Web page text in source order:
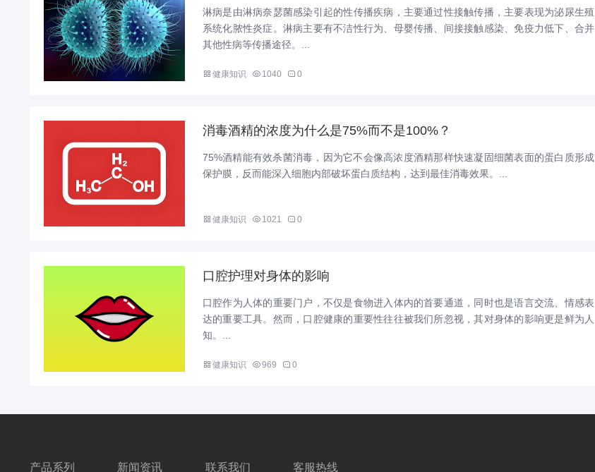
淋病是由淋病奈瑟菌感染引起的性传播疾病，主要通过性接触传播，主要表现为泌尿生殖
系统化脓性炎症。淋病主要有不洁性行为、母婴传播、间接接触感染、免疫力低下、合并
其他性病等传播途径。...
健康知识 1040 0
消毒酒精的浓度为什么是75%而不是100%？
75%酒精能有效杀菌消毒，因为它不会像高浓度酒精那样快速凝固细菌表面的蛋白质形成
保护膜，反而能深入细胞内部破坏蛋白质结构，达到最佳消毒效果。...
健康知识 1021 0
口腔护理对身体的影响
口腔作为人体的重要门户，不仅是食物进入体内的首要通道，同时也是语言交流、情感表
达的重要工具。然而，口腔健康的重要性往往被我们所忽视，其对身体的影响更是鲜为人
知。...
健康知识 969 0
产品系列 新闻资讯 联系我们 客服热线